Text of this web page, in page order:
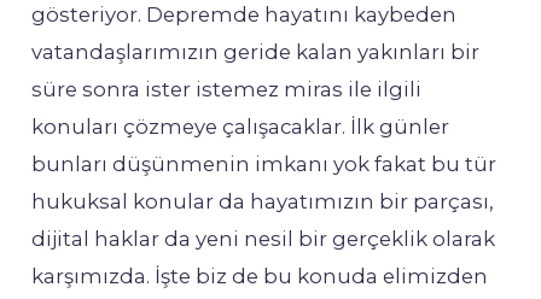
gösteriyor. Depremde hayatını kaybeden
vatandaşlarımızın geride kalan yakınları bir
süre sonra ister istemez miras ile ilgili
konuları çözmeye çalışacaklar. İlk günler
bunları düşünmenin imkanı yok fakat bu tür
hukuksal konular da hayatımızın bir parçası,
dijital haklar da yeni nesil bir gerçeklik olarak
karşımızda. İşte biz de bu konuda elimizden